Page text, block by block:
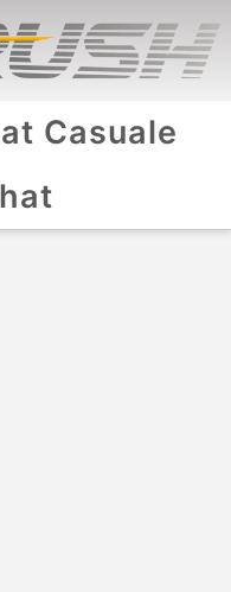
Casuale